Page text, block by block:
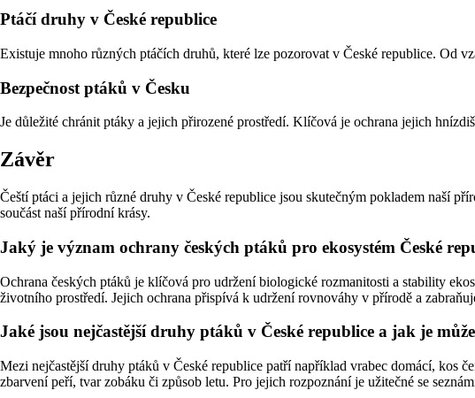
Ptáčí druhy v České republice
Existuje mnoho různých ptáčích druhů, které lze pozorovat v České republice. Od
Bezpečnost ptáků v Česku
Je důležité chránit ptáky a jejich přirozené prostředí. Klíčová je ochrana jejich
Závěr
Čeští ptáci a jejich různé druhy v České republice jsou skutečným pokladem naší
součást naší přírodní krásy.
Jaký je význam ochrany českých ptáků pro ekosystém České
Ochrana českých ptáků je klíčová pro udržení biologické rozmanitosti a stability
životního prostředí. Jejich ochrana přispívá k udržení rovnováhy v přírodě a
Jaké jsou nejčastější druhy ptáků v České republice a jak je
Mezi nejčastější druhy ptáků v České republice patří například vrabec domácí, kos
zbarvení peří, tvar zobáku či způsob letu. Pro jejich rozpoznání je užitečné se